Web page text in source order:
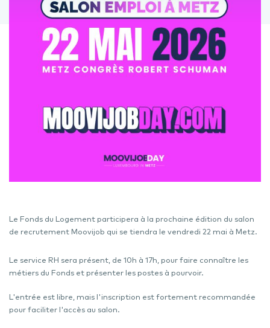
Le Fonds du Logement participera à la prochaine édition du salon
de recrutement Moovijob qui se tiendra le vendredi 22 mai à Metz.
Le service RH sera présent, de 10h à 17h, pour faire connaître les
métiers du Fonds et présenter les postes à pourvoir.
L'entrée est libre, mais l'inscription est fortement recommandée
pour faciliter l'accès au salon.